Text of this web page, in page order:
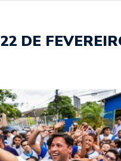
22 DE